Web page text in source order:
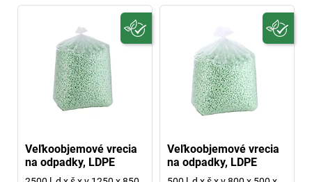
Veľkoobjemové vrecia
na odpadky, LDPE
Veľkoobjemové vrecia
na odpadky, LDPE